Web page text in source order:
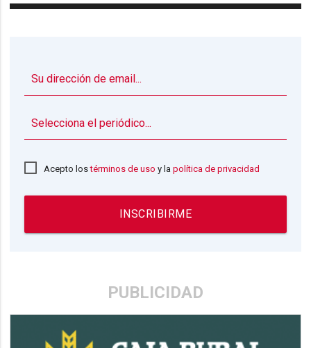
Acepto lostérminos de uso y lapolítica de privacidad
INSCRIBIRME
PUBLICIDAD